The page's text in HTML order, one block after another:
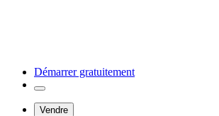
Démarrer gratuitement
Vendre